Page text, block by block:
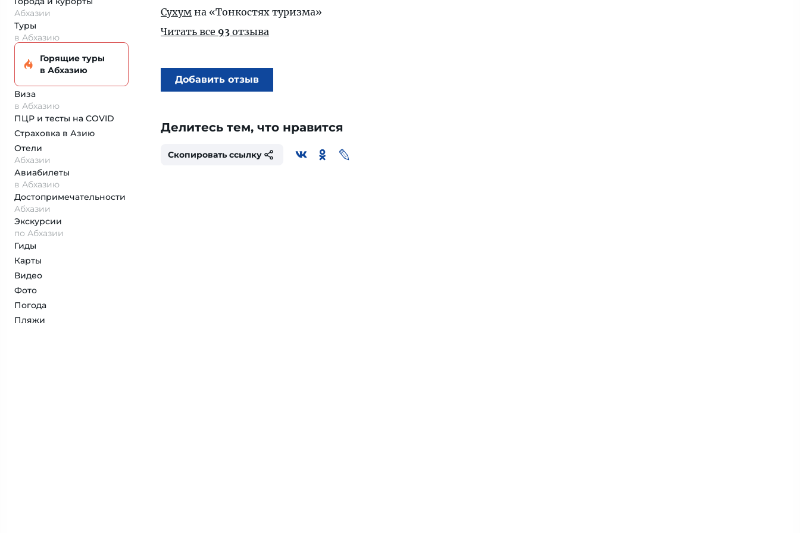
Абхазии
Туры
в Абхазию
Горящие туры
в Абхазию
Виза
в Абхазию
ПЦР и тесты на COVID
Страховка в Азию
Отели
Абхазии
Авиабилеты
в Абхазию
Достопримеча­тельности
Абхазии
Экскурсии
по Абхазии
Гиды
Карты
Видео
Фото
Погода
Пляжи
Сухум на «Тонкостях туризма»
Читать все 93 отзыва
Добавить отзыв
Делитесь тем, что нравится
Скопировать ссылку